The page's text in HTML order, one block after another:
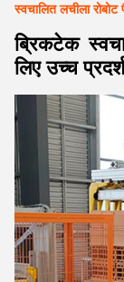
स्वचालित लचीला
ब्रिकटेक
लिए उच्च